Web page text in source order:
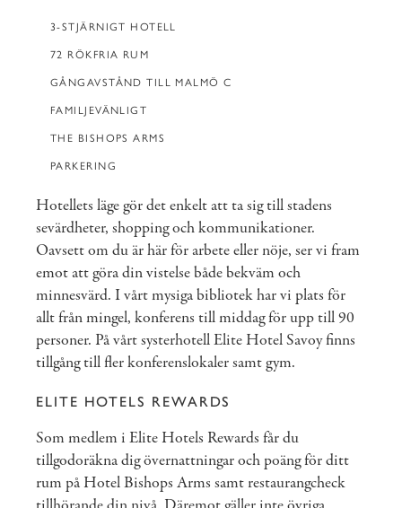
3-STJÄRNIGT HOTELL
72 RÖKFRIA RUM
GÅNGAVSTÅND TILL MALMÖ C
FAMILJEVÄNLIGT
THE BISHOPS ARMS
PARKERING
Hotellets läge gör det enkelt att ta sig till stadens
sevärdheter, shopping och kommunikationer.
Oavsett om du är här för arbete eller nöje, ser vi fram
emot att göra din vistelse både bekväm och
minnesvärd. I vårt mysiga bibliotek har vi plats för
allt från mingel, konferens till middag för upp till 90
personer. På vårt systerhotellElite Hotel Savoyfinns
tillgång till fler konferenslokaler samt gym.
ELITE HOTELS REWARDS
Som medlem i Elite Hotels Rewards får du
tillgodoräkna dig övernattningar och poäng för ditt
rum på Hotel Bishops Arms samt restaurangcheck